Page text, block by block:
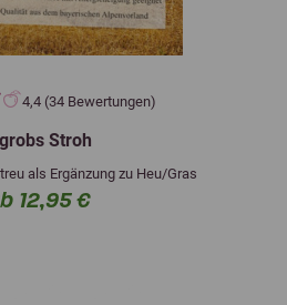
4,4 (34 Bewertungen)
Stroh
als Ergänzung zu Heu/Gras
12,95 €